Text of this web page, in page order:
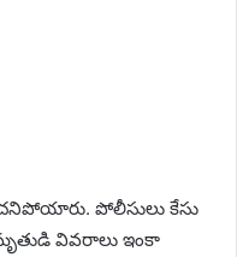
పోలీసులు కేసు
వివరాలు ఇంకా